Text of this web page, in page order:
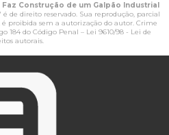
Faz Construção de um Galpão Industrial
é de direito reservado. Sua reprodução, parcial
proibida sem a autorização do autor. Crime
184 do Código Penal – Lei 9610/98 - Lei de
autorais.